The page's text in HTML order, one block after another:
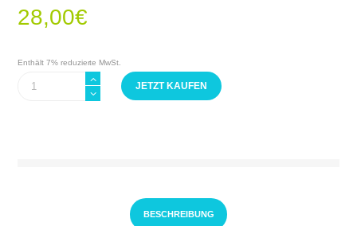
28,00€
Enthält 7% reduzierte MwSt.
Sushifreunde
JETZT KAUFEN
BESCHREIBUNG